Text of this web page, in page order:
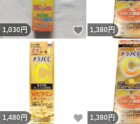
1,030円 いいね！
1,380 円
1,480 円 いいね！
1,380 円